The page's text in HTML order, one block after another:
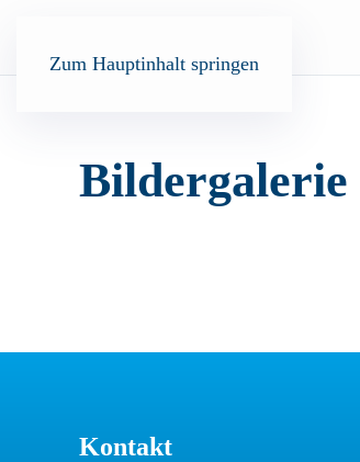
Zum Hauptinhalt springen
Bildergalerie
Kontakt